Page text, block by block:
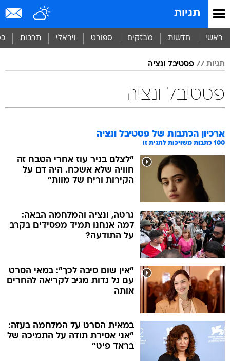
תגיות
ראשי חדשות מבזקים ספורט ויראלי תרבות
תגיות פסטיבל ונציה
פסטיבל ונציה
ארכיון הכתבות של פסטיבל ונציה
100 כתבות משויכות לתגית זו
"לצלם בניר עוז אחרי הטבח זה
חוויה שלא אשכח. היה דם על
הקירות וריח של מוות"
גרטה, ונציה והמלחמה הבאה:
למה אנחנו תמיד מפסידים בקרב
על התודעה?
"אין שום סיבה לכך": במאי הסרט
עם גל גדות מגיב לקריאה להחרים
אותה
במאית הסרט על המלחמה בעזה:
"אני אסירת תודה על התמיכה של
בראד פיט"